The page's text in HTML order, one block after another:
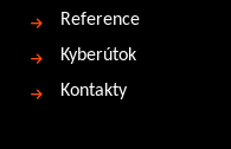
Reference
Kyberútok
Kontakty